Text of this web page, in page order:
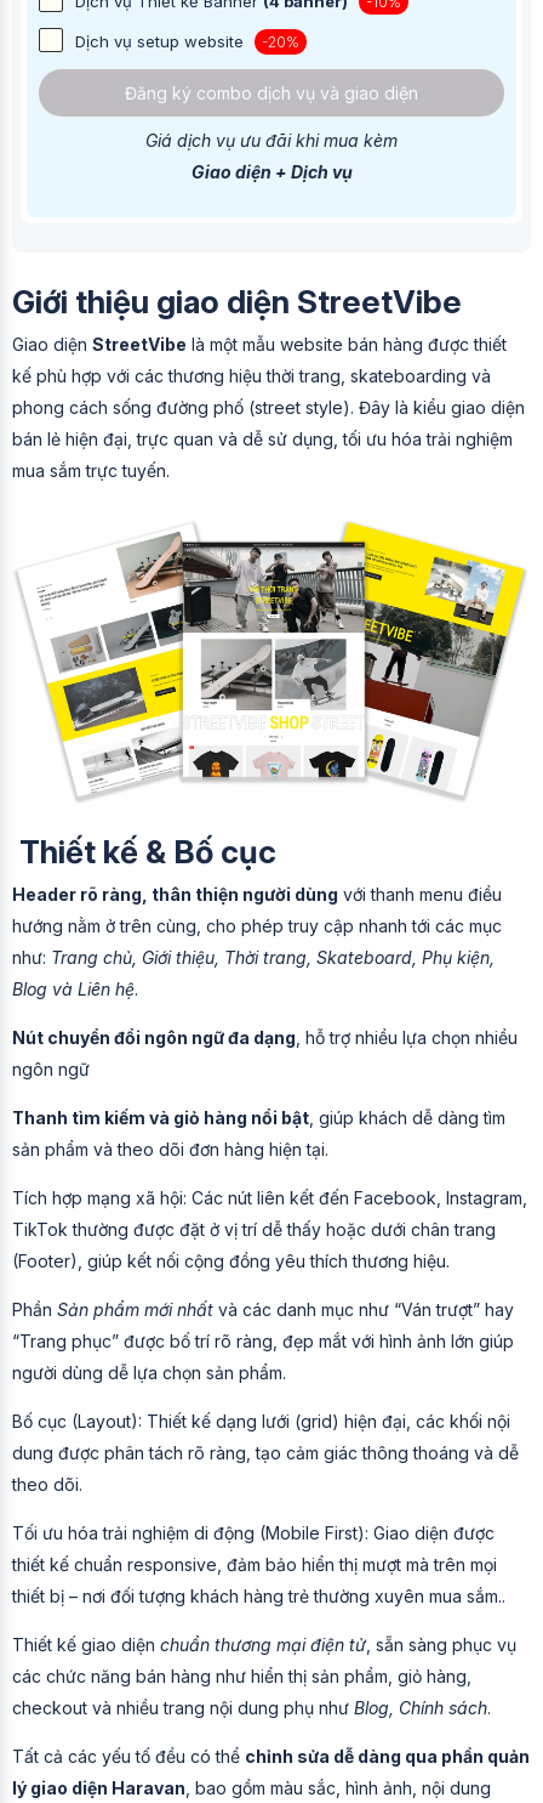
Dịch vụ setup website -20%
Đăng ký combo dịch vụ và giao diện
Giá dịch vụ ưu đãi khi mua kèm
Giao diện + Dịch vụ
Giới thiệu giao diện StreetVibe
Giao diện StreetVibe là một mẫu website bán hàng được thiết
kế phù hợp với các thương hiệu thời trang, skateboarding và
phong cách sống đường phố (street style). Đây là kiểu giao diện
bán lẻ hiện đại, trực quan và dễ sử dụng, tối ưu hóa trải nghiệm
mua sắm trực tuyến.
Thiết kế & Bố cục
Header rõ ràng, thân thiện người dùng với thanh menu điều
hướng nằm ở trên cùng, cho phép truy cập nhanh tới các mục
như: Trang chủ, Giới thiệu, Thời trang, Skateboard, Phụ kiện,
Blog và Liên hệ.
Nút chuyển đổi ngôn ngữ đa dạng, hỗ trợ nhiều lựa chọn nhiều
ngôn ngữ
Thanh tìm kiếm và giỏ hàng nổi bật, giúp khách dễ dàng tìm
sản phẩm và theo dõi đơn hàng hiện tại.
Tích hợp mạng xã hội: Các nút liên kết đến Facebook, Instagram,
TikTok thường được đặt ở vị trí dễ thấy hoặc dưới chân trang
(Footer), giúp kết nối cộng đồng yêu thích thương hiệu.
Phần Sản phẩm mới nhất và các danh mục như “Ván trượt” hay
“Trang phục” được bố trí rõ ràng, đẹp mắt với hình ảnh lớn giúp
người dùng dễ lựa chọn sản phẩm.
Bố cục (Layout): Thiết kế dạng lưới (grid) hiện đại, các khối nội
dung được phân tách rõ ràng, tạo cảm giác thông thoáng và dễ
theo dõi.
Tối ưu hóa trải nghiệm di động (Mobile First): Giao diện được
thiết kế chuẩn responsive, đảm bảo hiển thị mượt mà trên mọi
thiết bị – nơi đối tượng khách hàng trẻ thường xuyên mua sắm..
Thiết kế giao diện chuẩn thương mại điện tử, sẵn sàng phục vụ
các chức năng bán hàng như hiển thị sản phẩm, giỏ hàng,
checkout và nhiều trang nội dung phụ như Blog, Chính sách.
Tất cả các yếu tố đều có thể chỉnh sửa dễ dàng qua phần quản
lý giao diện Haravan, bao gồm màu sắc, hình ảnh, nội dung